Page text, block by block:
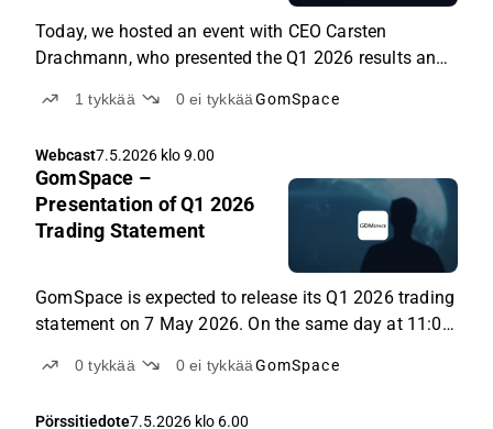
Today, we hosted an event with CEO Carsten
Drachmann, who presented the Q1 2026 results and
also on the performance of the different business
contribute to revenue and cash flow going forward.
1tykkää 0ei tykkääGomSpace
Webcast7.5.2026 klo 9.00
GomSpace –
Presentation of Q1 2026
Trading Statement
GomSpace is expected to release its Q1 2026 trading
statement on 7 May 2026. On the same day at 11:00
present the results for the first quarter of 2026 in a
0tykkää 0ei tykkääGomSpace
Pörssitiedote7.5.2026 klo 6.00